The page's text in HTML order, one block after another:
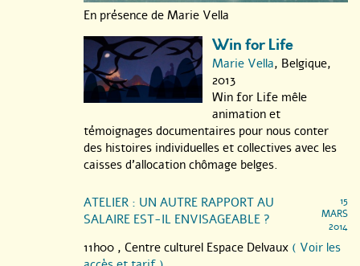
En présence de Marie Vella
Win for Life
Marie Vella, Belgique,
2013
Win for Life mêle
animation et
témoignages documentaires pour nous conter
des histoires individuelles et collectives avec les
caisses d’allocation chômage belges.
ATELIER : UN AUTRE RAPPORT AU
SALAIRE EST-IL ENVISAGEABLE ?
15
MARS
2014
11h00 , Centre culturel Espace Delvaux ( Voir les